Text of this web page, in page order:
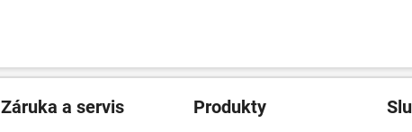
Záruka a servis Produkty